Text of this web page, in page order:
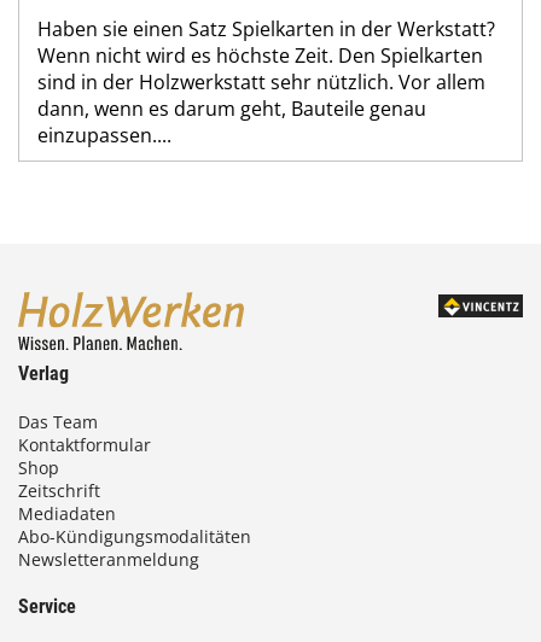
Haben sie einen Satz Spielkarten in der Werkstatt?
Wenn nicht wird es höchste Zeit. Den Spielkarten
sind in der Holzwerkstatt sehr nützlich. Vor allem
dann, wenn es darum geht, Bauteile genau
einzupassen....
Verlag
Das Team
Kontaktformular
Shop
Zeitschrift
Mediadaten
Abo-Kündigungsmodalitäten
Newsletteranmeldung
Service